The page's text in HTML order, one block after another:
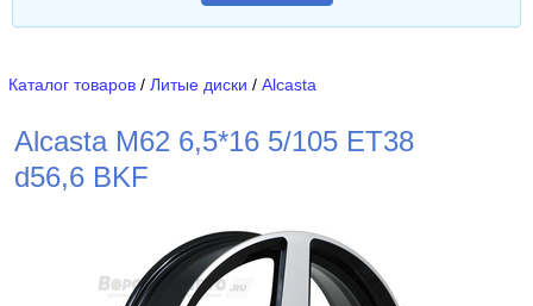
Каталог товаров / Литые диски / Alcasta
Alcasta M62 6,5*16 5/105 ET38
d56,6 BKF